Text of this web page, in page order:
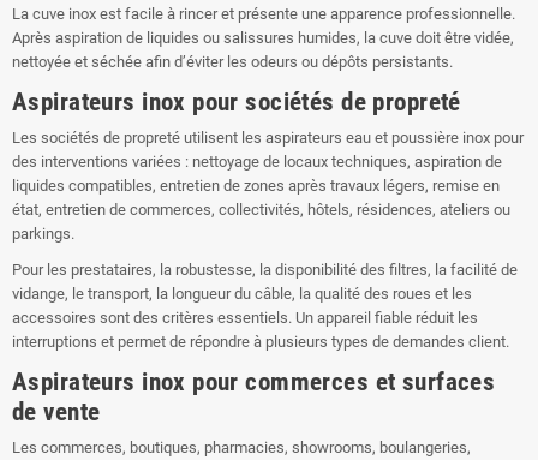
La cuve inox est facile à rincer et présente une apparence professionnelle.
Après aspiration de liquides ou salissures humides, la cuve doit être vidée,
nettoyée et séchée afin d’éviter les odeurs ou dépôts persistants.
Aspirateurs inox pour sociétés de propreté
Les sociétés de propreté utilisent les aspirateurs eau et poussière inox pour
des interventions variées : nettoyage de locaux techniques, aspiration de
liquides compatibles, entretien de zones après travaux légers, remise en
état, entretien de commerces, collectivités, hôtels, résidences, ateliers ou
parkings.
Pour les prestataires, la robustesse, la disponibilité des filtres, la facilité de
vidange, le transport, la longueur du câble, la qualité des roues et les
accessoires sont des critères essentiels. Un appareil fiable réduit les
interruptions et permet de répondre à plusieurs types de demandes client.
Aspirateurs inox pour commerces et surfaces
de vente
Les commerces, boutiques, pharmacies, showrooms, boulangeries,